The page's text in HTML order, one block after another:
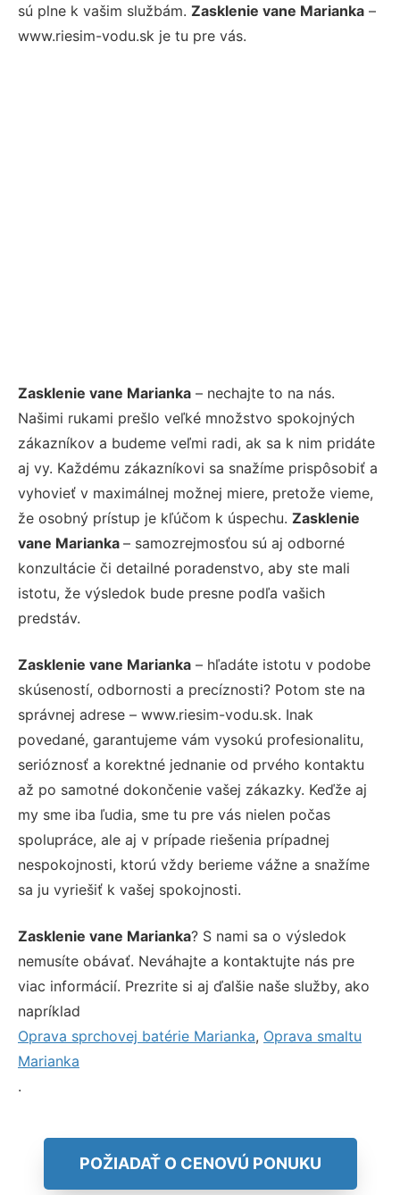
sú plne k vašim službám. Zasklenie vane Marianka –
www.riesim-vodu.sk je tu pre vás.
Zasklenie vane Marianka – nechajte to na nás.
Našimi rukami prešlo veľké množstvo spokojných
zákazníkov a budeme veľmi radi, ak sa k nim pridáte
aj vy. Každému zákazníkovi sa snažíme prispôsobiť a
vyhovieť v maximálnej možnej miere, pretože vieme,
že osobný prístup je kľúčom k úspechu. Zasklenie
vane Marianka – samozrejmosťou sú aj odborné
konzultácie či detailné poradenstvo, aby ste mali
istotu, že výsledok bude presne podľa vašich
predstáv.
Zasklenie vane Marianka – hľadáte istotu v podobe
skúseností, odbornosti a precíznosti? Potom ste na
správnej adrese – www.riesim-vodu.sk. Inak
povedané, garantujeme vám vysokú profesionalitu,
serióznosť a korektné jednanie od prvého kontaktu
až po samotné dokončenie vašej zákazky. Keďže aj
my sme iba ľudia, sme tu pre vás nielen počas
spolupráce, ale aj v prípade riešenia prípadnej
nespokojnosti, ktorú vždy berieme vážne a snažíme
sa ju vyriešiť k vašej spokojnosti.
Zasklenie vane Marianka? S nami sa o výsledok
nemusíte obávať. Neváhajte a kontaktujte nás pre
viac informácií. Prezrite si aj ďalšie naše služby, ako
napríklad
Oprava sprchovej batérie Marianka, Oprava smaltu
Marianka
.
POŽIADAŤ O CENOVÚ PONUKU